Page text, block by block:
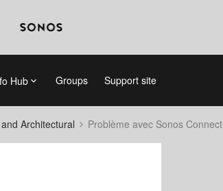
Hub Groups Support site
Architectural Problème avec Sonos Connect